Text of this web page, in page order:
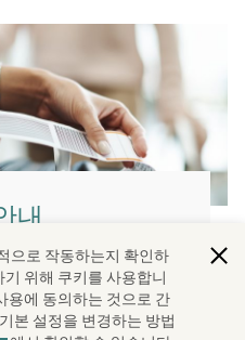
내
용량이 기존 무게 기
경됩니다.
으로 작동하는지 확인하
위해 쿠키를 사용합니
용에 동의하는 것으로 간
본 설정을 변경하는 방법